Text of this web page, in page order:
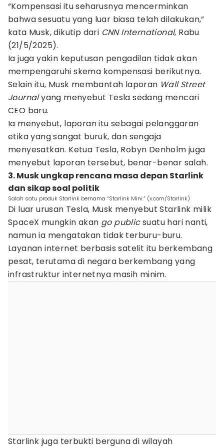
“Kompensasi itu seharusnya mencerminkan
bahwa sesuatu yang luar biasa telah dilakukan,”
kata Musk, dikutip dari CNN International, Rabu
(21/5/2025).
Ia juga yakin keputusan pengadilan tidak akan
mempengaruhi skema kompensasi berikutnya.
Selain itu, Musk membantah laporan Wall Street
Journalyang menyebut Tesla sedang mencari
CEO baru.
Ia menyebut, laporan itu sebagai pelanggaran
etika yang sangat buruk, dan sengaja
menyesatkan. Ketua Tesla, Robyn Denholm juga
menyebut laporan tersebut, benar-benar salah.
3. Musk ungkap rencana masa depan Starlink
dan sikap soal politik
Salah satu produk Starlink bernama “Starlink Mini.” (x.com/Starlink)
Di luar urusan Tesla, Musk menyebut Starlink milik
SpaceX mungkin akan go publicsuatu hari nanti,
namun ia mengatakan tidak terburu-buru.
Layanan internet berbasis satelit itu berkembang
pesat, terutama di negara berkembang yang
infrastruktur internetnya masih minim.
Starlink juga terbukti berguna di wilayah